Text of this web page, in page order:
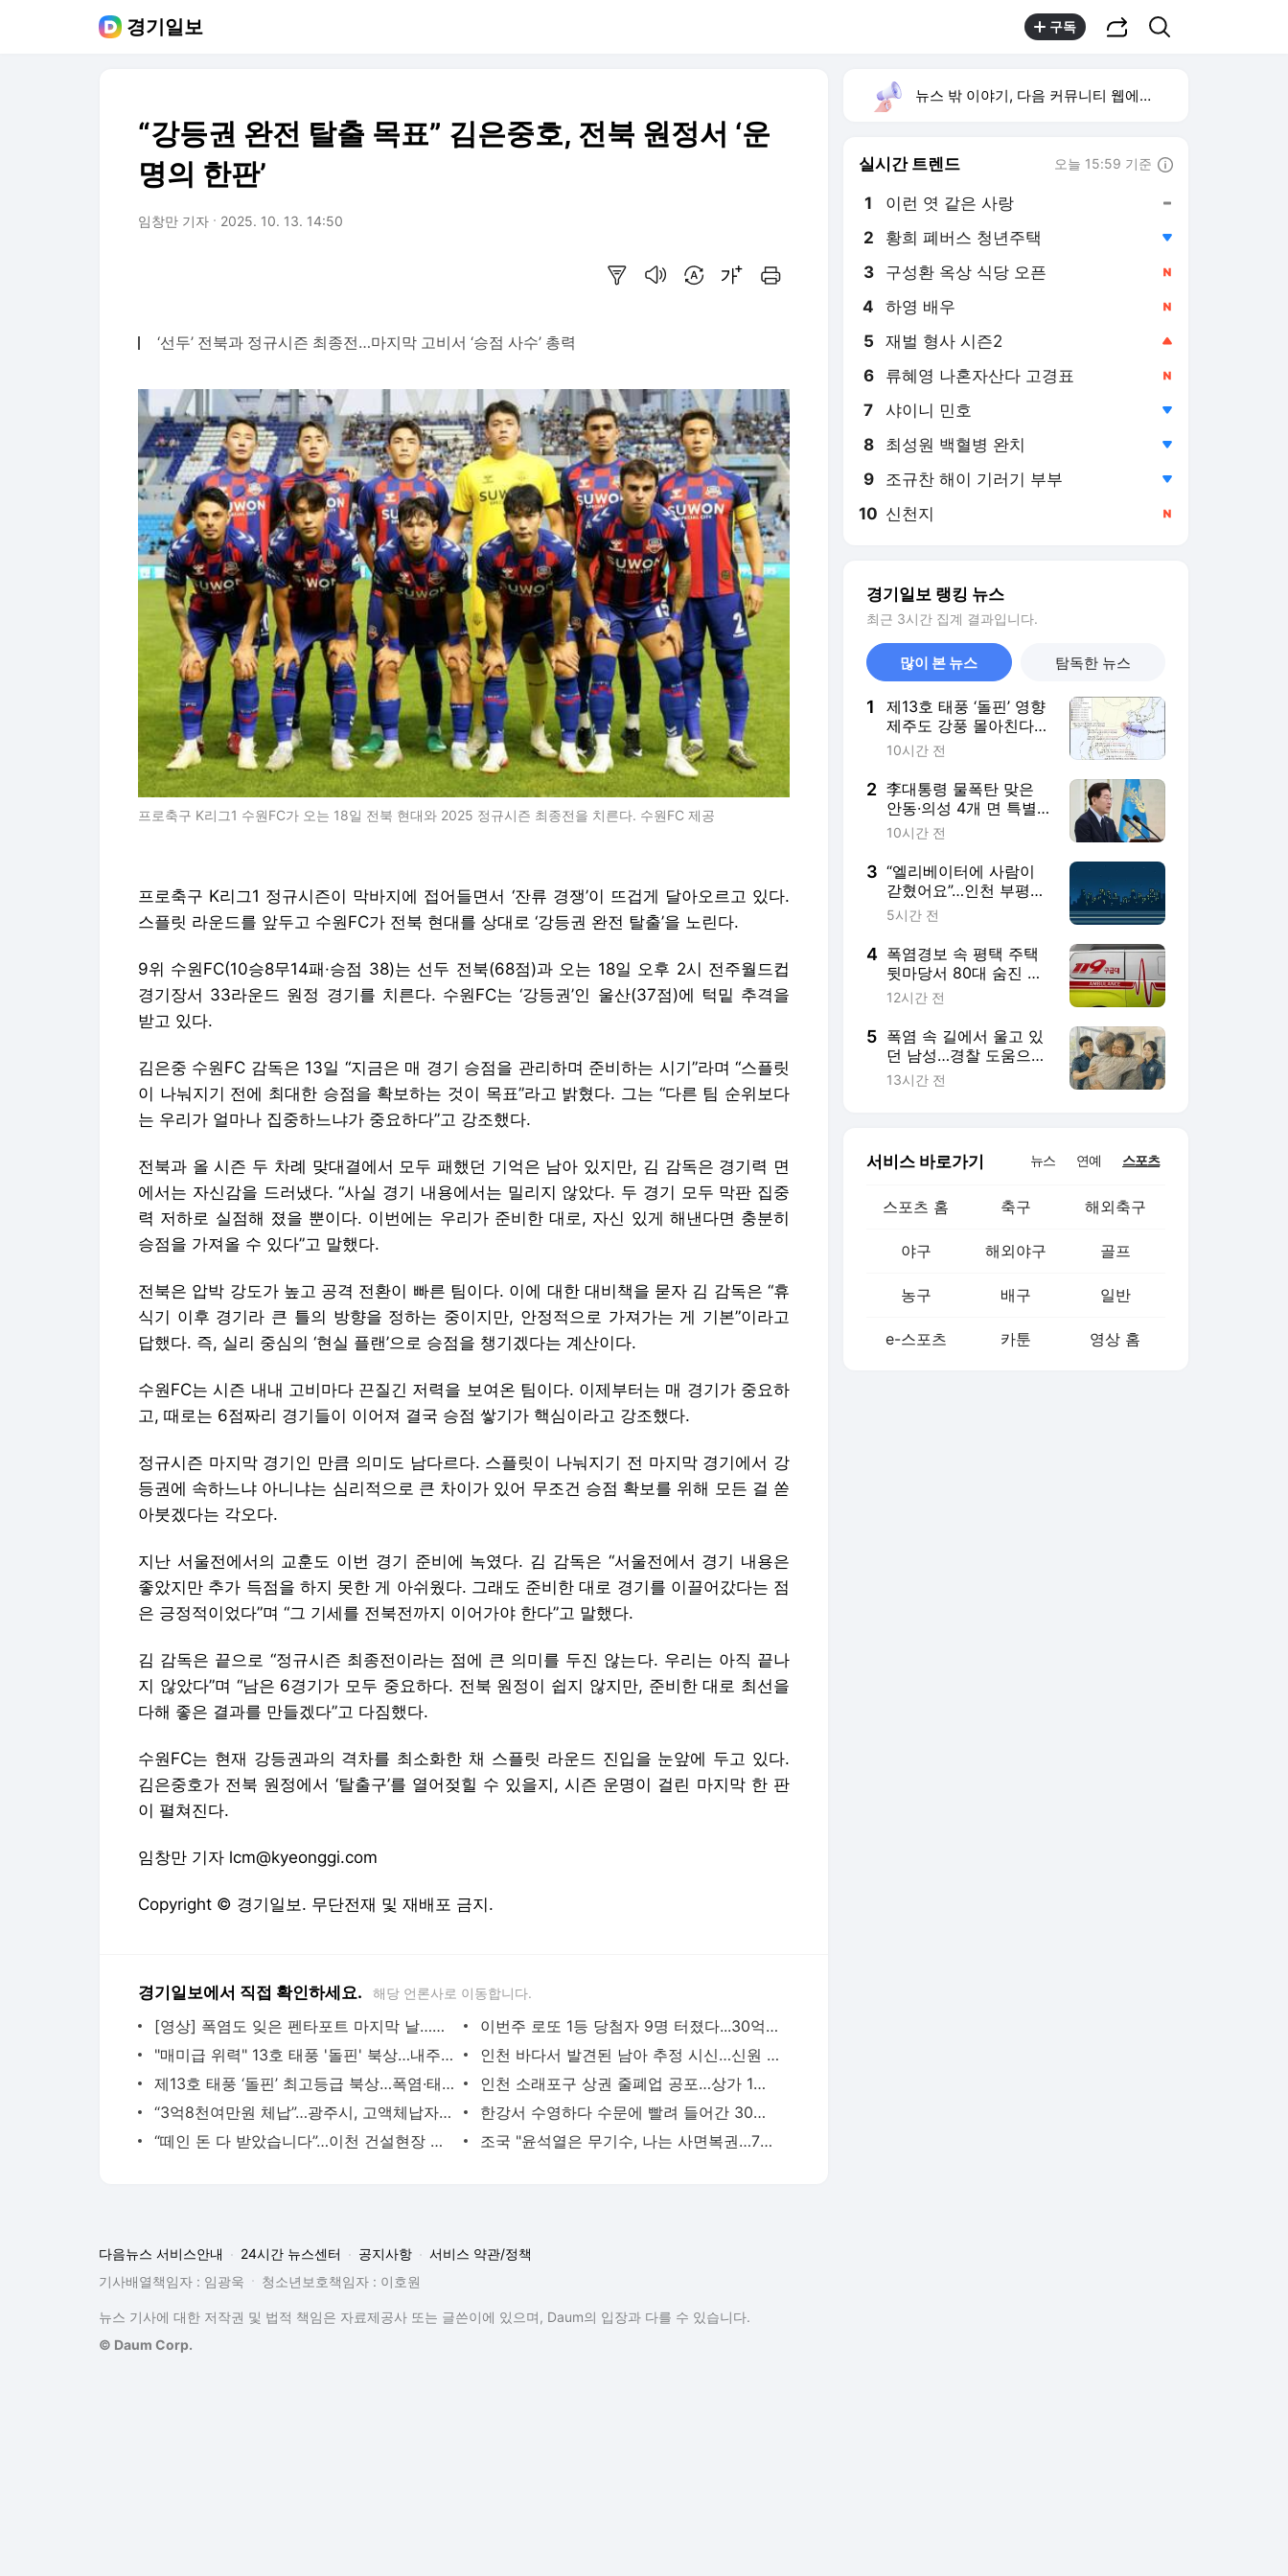
경기일보 구독
“강등권 완전 탈출 목표” 김은중호, 전북 원정서 ‘운
명의 한판’
임창만 기자 2025. 10. 13. 14:50
‘선두’ 전북과 정규시즌 최종전…마지막 고비서 ‘승점 사수’ 총력
프로축구 K리그1 수원FC가 오는 18일 전북 현대와 2025 정규시즌 최종전을 치른다. 수원FC 제공
프로축구 K리그1 정규시즌이 막바지에 접어들면서 ‘잔류 경쟁’이 뜨겁게 달아오르고 있다.
스플릿 라운드를 앞두고 수원FC가 전북 현대를 상대로 ‘강등권 완전 탈출’을 노린다.
9위 수원FC(10승8무14패·승점 38)는 선두 전북(68점)과 오는 18일 오후 2시 전주월드컵
경기장서 33라운드 원정 경기를 치른다. 수원FC는 ‘강등권’인 울산(37점)에 턱밑 추격을
받고 있다.
김은중 수원FC 감독은 13일 “지금은 매 경기 승점을 관리하며 준비하는 시기”라며 “스플릿
이 나눠지기 전에 최대한 승점을 확보하는 것이 목표”라고 밝혔다. 그는 “다른 팀 순위보다
는 우리가 얼마나 집중하느냐가 중요하다”고 강조했다.
전북과 올 시즌 두 차례 맞대결에서 모두 패했던 기억은 남아 있지만, 김 감독은 경기력 면
에서는 자신감을 드러냈다. “사실 경기 내용에서는 밀리지 않았다. 두 경기 모두 막판 집중
력 저하로 실점해 졌을 뿐이다. 이번에는 우리가 준비한 대로, 자신 있게 해낸다면 충분히
승점을 가져올 수 있다”고 말했다.
전북은 압박 강도가 높고 공격 전환이 빠른 팀이다. 이에 대한 대비책을 묻자 김 감독은 “휴
식기 이후 경기라 큰 틀의 방향을 정하는 중이지만, 안정적으로 가져가는 게 기본”이라고
답했다. 즉, 실리 중심의 ‘현실 플랜’으로 승점을 챙기겠다는 계산이다.
수원FC는 시즌 내내 고비마다 끈질긴 저력을 보여온 팀이다. 이제부터는 매 경기가 중요하
고, 때로는 6점짜리 경기들이 이어져 결국 승점 쌓기가 핵심이라고 강조했다.
정규시즌 마지막 경기인 만큼 의미도 남다르다. 스플릿이 나눠지기 전 마지막 경기에서 강
등권에 속하느냐 아니냐는 심리적으로 큰 차이가 있어 무조건 승점 확보를 위해 모든 걸 쏟
아붓겠다는 각오다.
지난 서울전에서의 교훈도 이번 경기 준비에 녹였다. 김 감독은 “서울전에서 경기 내용은
좋았지만 추가 득점을 하지 못한 게 아쉬웠다. 그래도 준비한 대로 경기를 이끌어갔다는 점
은 긍정적이었다”며 “그 기세를 전북전까지 이어가야 한다”고 말했다.
김 감독은 끝으로 “정규시즌 최종전이라는 점에 큰 의미를 두진 않는다. 우리는 아직 끝나
지 않았다”며 “남은 6경기가 모두 중요하다. 전북 원정이 쉽지 않지만, 준비한 대로 최선을
다해 좋은 결과를 만들겠다”고 다짐했다.
수원FC는 현재 강등권과의 격차를 최소화한 채 스플릿 라운드 진입을 눈앞에 두고 있다.
김은중호가 전북 원정에서 ‘탈출구’를 열어젖힐 수 있을지, 시즌 운명이 걸린 마지막 한 판
이 펼쳐진다.
임창만 기자 lcm@kyeonggi.com
Copyright © 경기일보. 무단전재 및 재배포 금지.
경기일보에서 직접 확인하세요. 해당 언론사로 이동합니다.
[영상] 폭염도 잊은 펜타포트 마지막 날…송도는 ‘청춘의 떼창’으로 물들었다 [2026 인천펜타포
이번주 로또 1등 당첨자 9명 터졌다...30억원 나온 명당은 어디
"매미급 위력" 13호 태풍 '돌핀' 북상…내주 폭염 향방 가른다
인천 바다서 발견된 남아 추정 시신…신원 확인 난항
제13호 태풍 ‘돌핀’ 최고등급 북상…폭염·태풍 이중고 ‘비상’
인천 소래포구 상권 줄폐업 공포…상가 1층 절반 ‘텅텅’ [현장, 그곳＆]
“3억8천여만원 체납”…광주시, 고액체납자 가택수색해 현장 징수
한강서 수영하다 수문에 빨려 들어간 30대...20분 만에 심정지 상태로 구조
“떼인 돈 다 받았습니다”…이천 건설현장 일용직 116명 체불임금 싹 다 받아줬다
조국 "윤석열은 무기수, 나는 사면복권…7년 만에 운명 엇갈려"
뉴스 밖 이야기, 다음 커뮤니티 웹에서 보기
실시간 트렌드 오늘 15:59 기준
1 이런 엿 같은 사랑
황희 폐버스 청년주택
3 구성환 옥상 식당 오픈
4 하영 배우
5 재벌 형사 시즌2
6 류혜영 나혼자산다 고경표
7 샤이니 민호
8 최성원 백혈병 완치
9 조규찬 해이 기러기 부부
10 신천지
경기일보 랭킹 뉴스
최근 3시간 집계 결과입니다.
많이 본 뉴스 탐독한 뉴스
1
제13호 태풍 ‘돌핀’ 영향
제주도 강풍 몰아친다…
휴가철 안전 ‘비상’
10시간 전
2 李대통령 물폭탄 맞은
안동·의성 4개 면 특별
재난지역 선포…세금·공
10시간 전
3 “엘리베이터에 사람이
갇혔어요”…인천 부평
800세대 아파트 정전
5시간 전
4 폭염경보 속 평택 주택
뒷마당서 80대 숨진 채
발견…경찰, 사인 조사
12시간 전
5 폭염 속 길에서 울고 있
던 남성…경찰 도움으로
30년만에 가족 재회
13시간 전
서비스 바로가기 뉴스 연예 스포츠
스포츠 홈 축구 해외축구
야구 해외야구 골프
농구 배구 일반
e-스포츠 카툰 영상 홈
다음뉴스 서비스안내 24시간 뉴스센터 공지사항
서비스 약관/정책
기사배열책임자 : 임광욱
청소년보호책임자 : 이호원
뉴스 기사에 대한 저작권 및 법적 책임은 자료제공사 또는 글쓴이에 있으며, Daum의 입장과 다를 수 있습니다.
© Daum Corp.